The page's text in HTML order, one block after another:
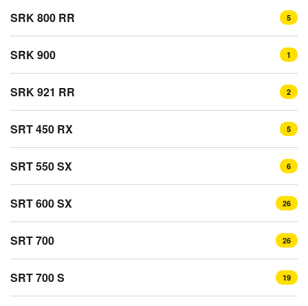
SRK 800 RR 5
SRK 900 1
SRK 921 RR 2
SRT 450 RX 5
SRT 550 SX 6
SRT 600 SX 26
SRT 700 26
SRT 700 S 19